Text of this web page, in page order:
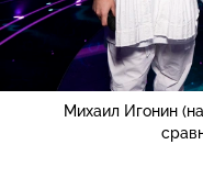
Михаил Игонин